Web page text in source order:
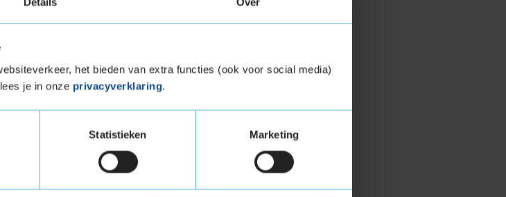
het bieden van extra functies (ook voor social media)
je in onze privacyverklaring.
Statistieken Marketing
wegdek en daarnaast
Hierdoor is de band
waar winterbanden
topband die goede
is deze band een
je meer kilometers maakt
de maat 195 50